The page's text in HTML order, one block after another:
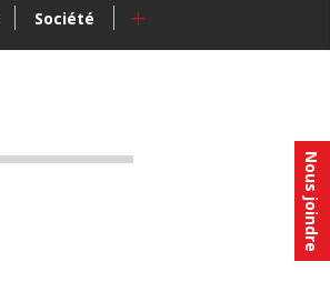
Nous joindre
Société +